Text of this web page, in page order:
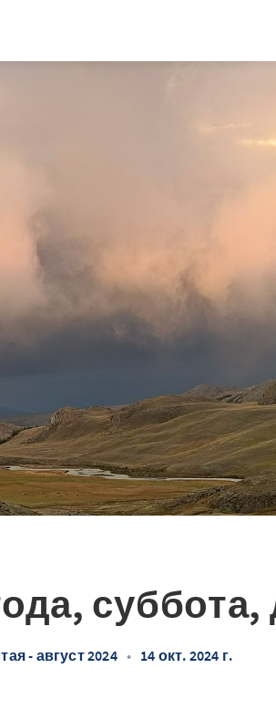
суббота,
- август 2024 • 14 окт. 2024 г.